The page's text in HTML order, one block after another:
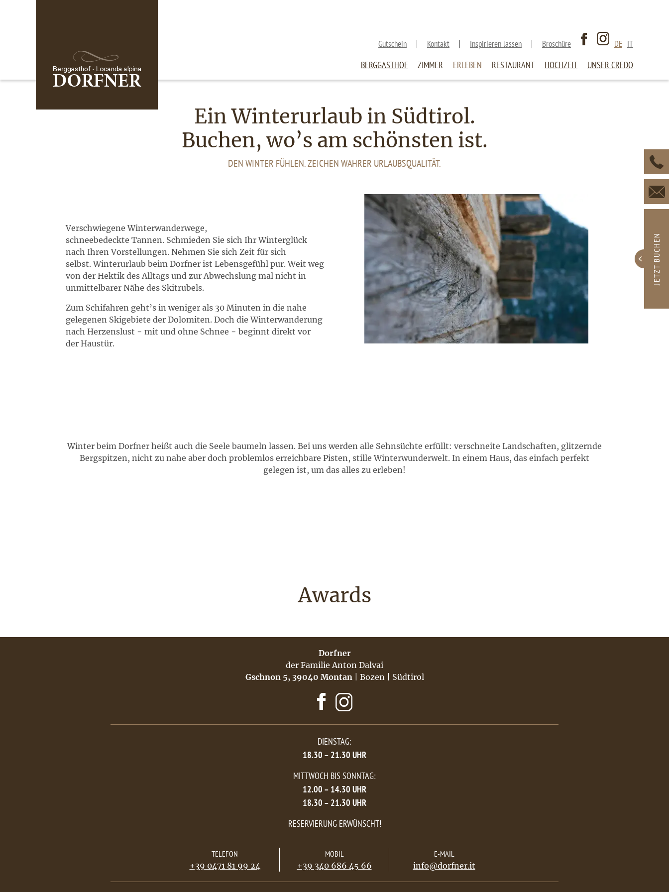
JETZT BUCHEN
Gutschein Kontakt Inspirieren lassen Broschüre DE IT
BERGGASTHOF ZIMMER ERLEBEN RESTAURANT HOCHZEIT UNSER CREDO
Ein Winterurlaub in Südtirol.
Buchen, wo’s am schönsten ist.
DEN WINTER FÜHLEN. ZEICHEN WAHRER URLAUBSQUALITÄT.
Verschwiegene Winterwanderwege,
schneebedeckte Tannen. Schmieden Sie sich Ihr Winterglück
nach Ihren Vorstellungen. Nehmen Sie sich Zeit für sich
selbst. Winterurlaub beim Dorfner ist Lebensgefühl pur. Weit weg
von der Hektik des Alltags und zur Abwechslung mal nicht in
unmittelbarer Nähe des Skitrubels.
Zum Schifahren geht’s in weniger als 30 Minuten in die nahe
gelegenen Skigebiete der Dolomiten. Doch die Winterwanderung
nach Herzenslust − mit und ohne Schnee − beginnt direkt vor
der Haustür.
Winter beim Dorfner heißt auch die Seele baumeln lassen. Bei uns werden alle Sehnsüchte erfüllt: verschneite Landschaften, glitzernde
Bergspitzen, nicht zu nahe aber doch problemlos erreichbare Pisten, stille Winterwunderwelt. In einem Haus, das einfach perfekt
gelegen ist, um das alles zu erleben!
Awards
Dorfner
der Familie Anton Dalvai
Gschnon 5, 39040 Montan| Bozen | Südtirol
DIENSTAG:
18.30 – 21.30 UHR
MITTWOCH BIS SONNTAG:
12.00 – 14.30 UHR
18.30 – 21.30 UHR
RESERVIERUNG ERWÜNSCHT!
TELEFON
+39 0471 81 99 24
MOBIL
+39 340 686 45 66
E-MAIL
info@dorfner.it